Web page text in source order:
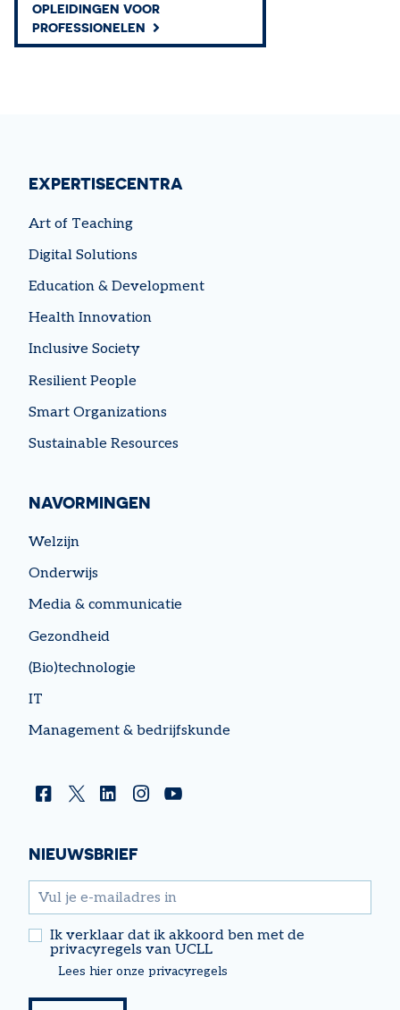
OPLEIDINGEN VOOR
PROFESSIONELEN
EXPERTISECENTRA
Art of Teaching
Digital Solutions
Education & Development
Health Innovation
Inclusive Society
Resilient People
Smart Organizations
Sustainable Resources
NAVORMINGEN
Welzijn
Onderwijs
Media & communicatie
Gezondheid
(Bio)technologie
IT
Management & bedrijfskunde
NIEUWSBRIEF
email
Ik verklaar dat ik akkoord ben met de
privacyregels van UCLL
Lees hier onze privacyregels